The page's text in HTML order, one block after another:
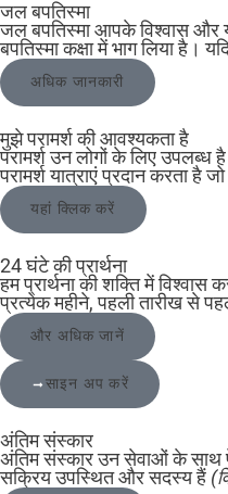
जल बपतिस्मा
जल बपतिस्मा आपके विश्वास और
बपतिस्मा कक्षा में भाग लिया है।
अधिक जानकारी
मुझे परामर्श की आवश्यकता है
परामर्श उन लोगों के लिए उपलब्ध
परामर्श यात्राएं प्रदान करता
यहां क्लिक करें
24 घंटे की प्रार्थना
हम प्रार्थना की शक्ति में
प्रत्येक महीने, पहली तारीख से
और अधिक जानें
साइन अप करें
अंतिम संस्कार
अंतिम संस्कार उन सेवाओं के साथ
सक्रिय उपस्थित और सदस्य हैं